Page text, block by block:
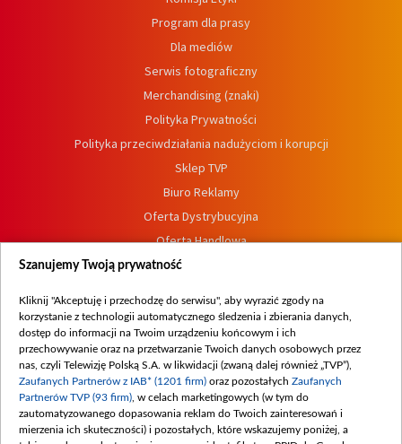
Program dla prasy
Dla mediów
Serwis fotograficzny
Merchandising (znaki)
Polityka Prywatności
Polityka przeciwdziałania nadużyciom i korupcji
Sklep TVP
Biuro Reklamy
Oferta Dystrybucyjna
Oferta Handlowa
Dostępność
Procedura zgłoszeń wewnętrznych
Szanujemy Twoją prywatność
Kliknij "Akceptuję i przechodzę do serwisu", aby wyrazić zgody na
korzystanie z technologii automatycznego śledzenia i zbierania danych,
dostęp do informacji na Twoim urządzeniu końcowym i ich
przechowywanie oraz na przetwarzanie Twoich danych osobowych przez
nas, czyli Telewizję Polską S.A. w likwidacji (zwaną dalej również „TVP”),
Zaufanych Partnerów z IAB* (1201 firm) oraz pozostałych Zaufanych
Partnerów TVP (93 firm) , w celach marketingowych (w tym do
zautomatyzowanego dopasowania reklam do Twoich zainteresowań i
mierzenia ich skuteczności) i pozostałych, które wskazujemy poniżej, a